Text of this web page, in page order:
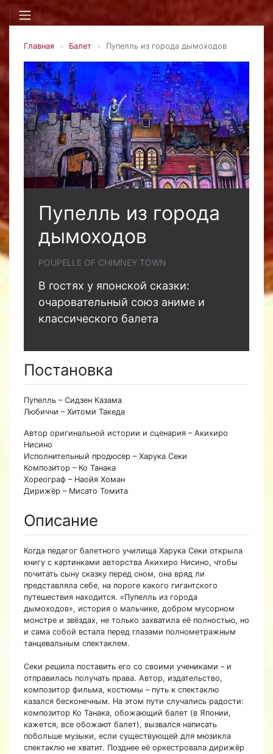
Главная Балет Пупелль из города дымоходов
Пупелль из города
дымоходов
POUPELLE OF CHIMNEY TOWN
В гостях у японской сказки:
очаровательный союз аниме и
классического балета
Постановка
Пупелль – Сидзен Казама
Любиччи – Хитоми Такеда
Автор оригинальной истории и сценария – Акихиро
Нисино
Исполнительный продюсер – Харука Секи
Композитор – Ко Танака
Хореограф – Наойя Хоман
Дирижёр – Мисато Томита
Описание
Когда педагог балетного училища Харука Секи открыла
книгу с картинками авторства Акихиро Нисино, чтобы
почитать сыну сказку перед сном, она вряд ли
представляла себе, на пороге какого гигантского
путешествия находится. «Пупелль из города
дымоходов», история о мальчике, добром мусорном
монстре и звёздах, не только захватила её полностью, но
и сама собой встала перед глазами полнометражным
танцевальным спектаклем.
Секи решила поставить его со своими учениками – и
отправилась получать права. Автор, издательство,
композитор фильма, костюмы – путь к спектаклю
казался бесконечным. На этом пути случались радости:
композитор Ко Танака, обожающий балет (в Японии,
кажется, все обожают балет), вызвался написать
побольше музыки, если существующей для мюзикла
спектаклю не хватит. Позднее её оркестровала дирижёр